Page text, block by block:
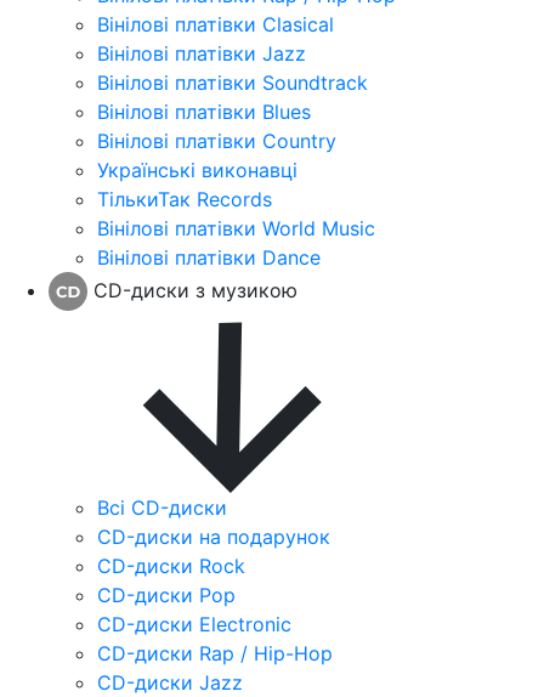
Вінілові платівки Clasical
Вінілові платівки Jazz
Вінілові платівки Soundtrack
Вінілові платівки Blues
Вінілові платівки Country
Українські виконавці
ТількиТак Records
Вінілові платівки World Music
Вінілові платівки Dance
CD-диски з музикою
Всі CD-диски
CD-диски на подарунок
CD-диски Rock
CD-диски Pop
CD-диски Electronic
CD-диски Rap / Hip-Hop
CD-диски Jazz